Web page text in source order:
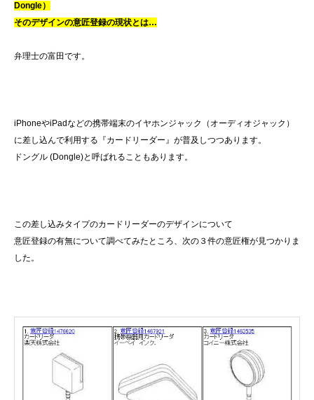
Dongle）
そのデザインの意匠登録の現状とは…
弁理士の富田です。
iPhoneやiPadなどの携帯端末のイヤホンジャック（オーディオジャック）
に差し込んで利用する『カードリーダー』が普及しつつあります。
ドングル (Dongle)と呼ばれることもあります。
この差し込みタイプのカードリーダーのデザインについて
意匠登録の有無について調べてみたところ、次の３件の意匠権が見つかりま
した。